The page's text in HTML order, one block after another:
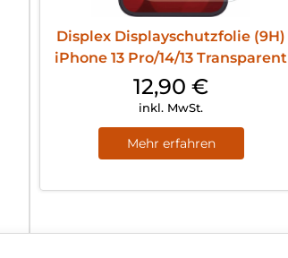
Displex Displayschutzfolie (9H)
iPhone 13 Pro/14/13 Transparent
12,90€
inkl. MwSt.
Mehr erfahren